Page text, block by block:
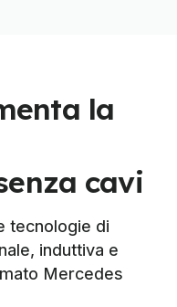
la
cavi
tecnologie di
induttiva e
Mercedes